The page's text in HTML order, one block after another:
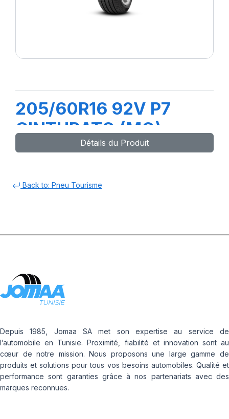
205/60R16 92V P7
CINTURATO (MO)
Détails du Produit
Back to: Pneu Tourisme
Depuis 1985, Jomaa SA met son expertise au service de
l’automobile en Tunisie. Proximité, fiabilité et innovation sont au
cœur de notre mission. Nous proposons une large gamme de
produits et solutions pour tous vos besoins automobiles. Qualité et
performance sont garanties grâce à nos partenariats avec des
marques reconnues.